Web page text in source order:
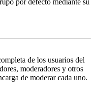
por defecto mediante su
de los usuarios del
moderadores y otros
de moderar cada uno.